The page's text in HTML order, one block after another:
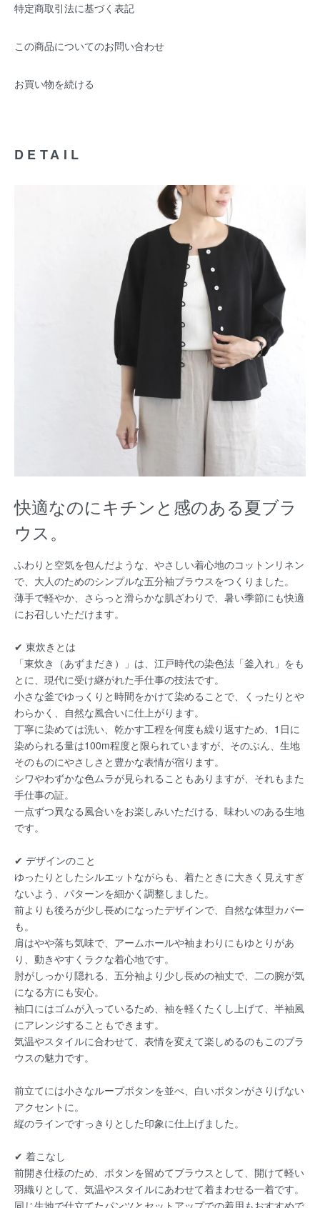
特定商取引法に基づく表記
この商品についてのお問い合わせ
お買い物を続ける
DETAIL
快適なのにキチンと感のある夏ブラ
ウス。
ふわりと空気を包んだような、やさしい着心地のコットンリネン
で、大人のためのシンプルな五分袖ブラウスをつくりました。
薄手で軽やか、さらっと滑らかな肌ざわりで、暑い季節にも快適
にお召しいただけます。
✔︎ 東炊きとは
「東炊き（あずまだき）」は、江戸時代の染色法「釜入れ」をも
とに、現代に受け継がれた手仕事の技法です。
小さな釜でゆっくりと時間をかけて染めることで、くったりとや
わらかく、自然な風合いに仕上がります。
丁寧に染めては洗い、乾かす工程を何度も繰り返すため、1日に
染められる量は100m程度と限られていますが、そのぶん、生地
そのものにやさしさと豊かな表情が宿ります。
シワやわずかな色ムラが見られることもありますが、それもまた
手仕事の証。
一点ずつ異なる風合いをお楽しみいただける、味わいのある生地
です。
✔︎ デザインのこと
ゆったりとしたシルエットながらも、着たときに大きく見えすぎ
ないよう、パターンを細かく調整しました。
前よりも後ろが少し長めになったデザインで、自然な体型カバー
も。
肩はやや落ち気味で、アームホールや袖まわりにもゆとりがあ
り、動きやすくラクな着心地です。
肘がしっかり隠れる、五分袖より少し長めの袖丈で、二の腕が気
になる方にも安心。
袖口にはゴムが入っているため、袖を軽くたくし上げて、半袖風
にアレンジすることもできます。
気温やスタイルに合わせて、表情を変えて楽しめるのもこのブラ
ウスの魅力です。
前立てには小さなループボタンを並べ、白いボタンがさりげない
アクセントに。
縦のラインですっきりとした印象に仕上げました。
✔︎ 着こなし
前開き仕様のため、ボタンを留めてブラウスとして、開けて軽い
羽織りとして、気温やスタイルにあわせて着まわせる一着です。